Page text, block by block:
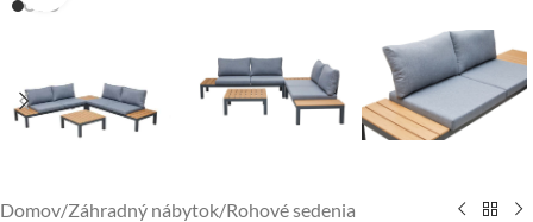
Domov/Záhradný nábytok/Rohové sedenia